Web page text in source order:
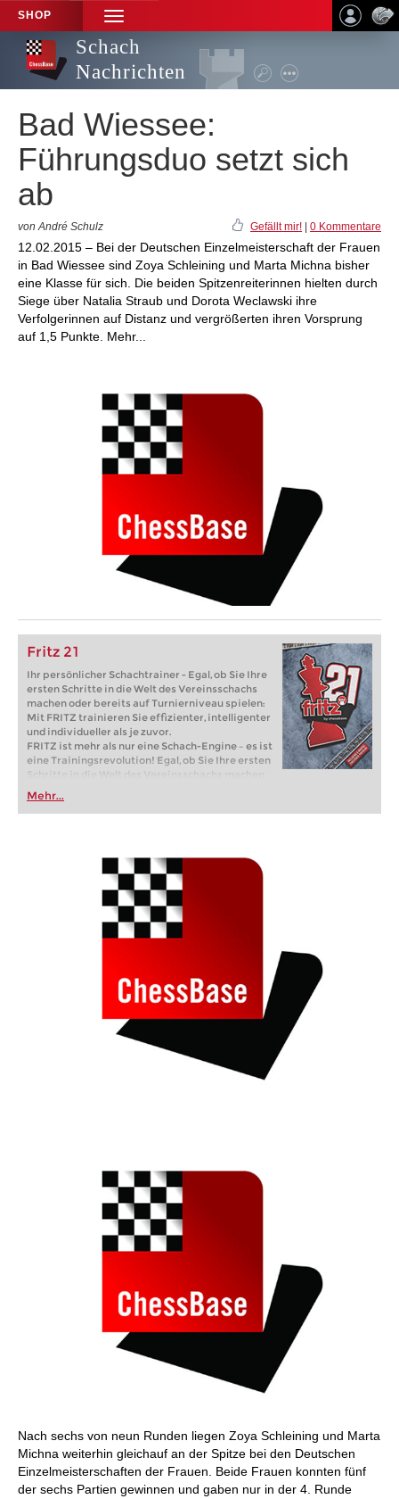
SHOP
TOGGLE
NAVIGATION
Schach
Nachrichten
Bad Wiessee:
Führungsduo setzt sich
ab
von André Schulz Gefällt mir! 0 Kommentare
12.02.2015 – Bei der Deutschen Einzelmeisterschaft der Frauen
in Bad Wiessee sind Zoya Schleining und Marta Michna bisher
eine Klasse für sich. Die beiden Spitzenreiterinnen hielten durch
Siege über Natalia Straub und Dorota Weclawski ihre
Verfolgerinnen auf Distanz und vergrößerten ihren Vorsprung
auf 1,5 Punkte. Mehr...
Fritz 21
Ihr persönlicher Schachtrainer - Egal, ob Sie Ihre
ersten Schritte in die Welt des Vereinsschachs
machen oder bereits auf Turnierniveau spielen:
Mit FRITZ trainieren Sie effizienter, intelligenter
und individueller als je zuvor.
FRITZ ist mehr als nur eine Schach-Engine – es ist
eine Trainingsrevolution! Egal, ob Sie Ihre ersten
Schritte in die Welt des Vereinsschachs machen
oder bereits auf Turnierniveau spielen: Mit
FRITZ trainieren Sie effizienter, intelligenter und
individueller als je zuvor.
Mehr...
Nach sechs von neun Runden liegen Zoya Schleining und Marta
Michna weiterhin gleichauf an der Spitze bei den Deutschen
Einzelmeisterschaften der Frauen. Beide Frauen konnten fünf
der sechs Partien gewinnen und gaben nur in der 4. Runde